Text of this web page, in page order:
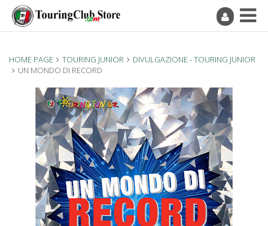
HOME PAGE TOURING JUNIOR
DIVULGAZIONE - TOURING JUNIOR
UN MONDO DI RECORD